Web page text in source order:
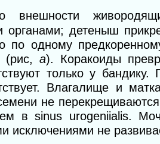
внешности
детеныш
по одному
(рис, а). Коракоиды
только у бандику.
Влагалище и
не
в sinus urogeniialis.
исключениями не